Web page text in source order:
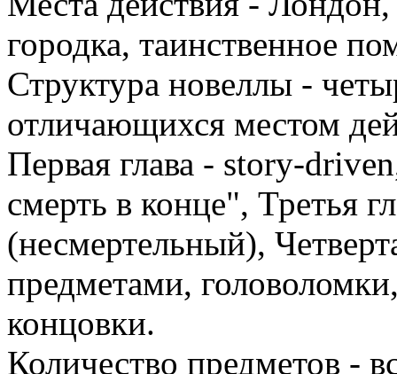
городка, таинственное
Структура новеллы -
отличающихся местом
Первая глава - story-
смерть в конце", Третья
(несмертельный),
предметами,
концовки.
Количество предметов -